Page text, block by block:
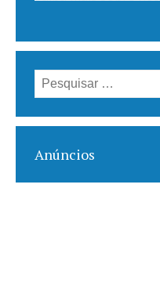
Pesquisar
por:
Anúncios